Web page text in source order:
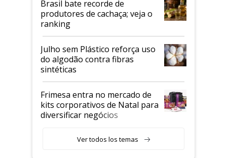
Brasil bate recorde de
produtores de cachaça; veja o
ranking
Julho sem Plástico reforça uso
do algodão contra fibras
sintéticas
Frimesa entra no mercado de
kits corporativos de Natal para
diversificar negócios
Ver todos los temas